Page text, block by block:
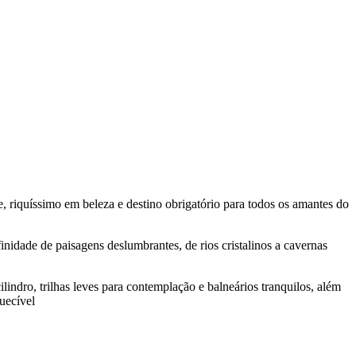
em beleza e destino obrigatório para todos os amantes do
de paisagens deslumbrantes, de rios cristalinos a cavernas
trilhas leves para contemplação e balneários tranquilos, além